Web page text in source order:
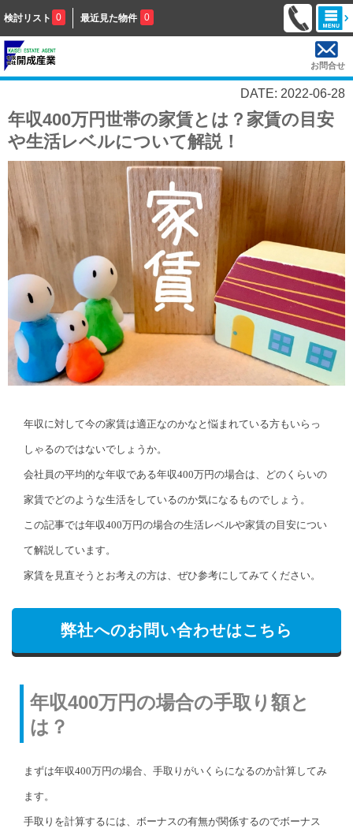
検討リスト 0 最近見た物件 0
お問合せ
DATE: 2022-06-28
年収400万円世帯の家賃とは？家賃の目安
や生活レベルについて解説！
年収に対して今の家賃は適正なのかなと悩まれている方もいらっ
しゃるのではないでしょうか。
会社員の平均的な年収である年収400万円の場合は、どのくらいの
家賃でどのような生活をしているのか気になるものでしょう。
この記事では年収400万円の場合の生活レベルや家賃の目安につい
て解説しています。
家賃を見直そうとお考えの方は、ぜひ参考にしてみてください。
弊社へのお問い合わせはこちら
年収400万円の場合の手取り額と
は？
まずは年収400万円の場合、手取りがいくらになるのか計算してみ
ます。
手取りを計算するには、ボーナスの有無が関係するのでボーナス